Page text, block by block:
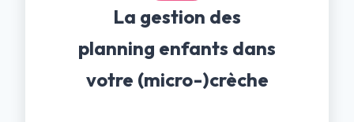
La gestion des
planning enfants dans
votre (micro-)crèche